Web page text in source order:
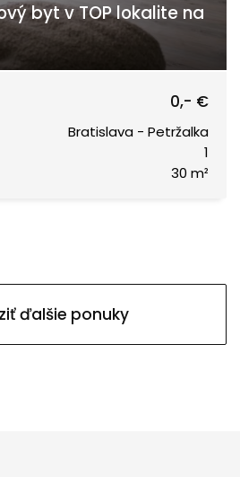
byt v TOP lokalite na
0,- €
Bratislava - Petržalka
1
30 m²
ďalšie ponuky